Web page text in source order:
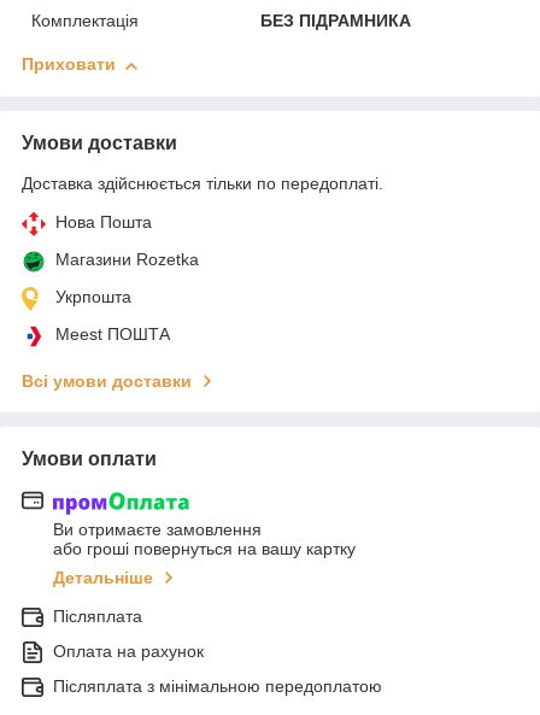
Комплектація
БЕЗ ПІДРАМНИКА
Приховати
Умови доставки
Доставка здійснюється тільки по передоплаті.
Нова Пошта
Магазини Rozetka
Укрпошта
Meest ПОШТА
Всі умови доставки
Умови оплати
Ви отримаєте замовлення
або гроші повернуться на вашу картку
Детальніше
Післяплата
Оплата на рахунок
Післяплата з мінімальною передоплатою